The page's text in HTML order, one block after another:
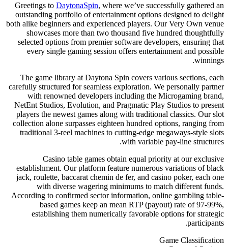
Greetings toDaytonaSpin, where
outstanding portfolio of
both alike beginners and
showcases more than two
selected options from premier
every single gaming session
The game library at Daytona
carefully structured for seamless
with renowned developers
NetEnt Studios, Evolution, and
players the newest games along
collection alone surpasses
traditional 3-reel machines to
Casino table games
establishment. Our platform
jack, roulette, baccarat chemin
with diverse wagering
According to confirmed sector
based games keep an
establishing them